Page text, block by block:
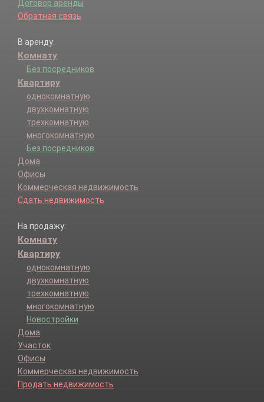
Договор аренды
Обратная связь
В аренду:
Комнату
Без посредников
Квартиру
однокомнатную
двухкомнатную
трехкомнатную
многокомнатную
Без посредников
Дома
Офисы
Коммерческая недвижимость
Сдать недвижимость
На продажу:
Комнату
Квартиру
однокомнатную
двухкомнатную
трехкомнатную
многокомнатную
Новостройки
Дома
Участок
Офисы
Коммерческая недвижимость
Продать недвижимость